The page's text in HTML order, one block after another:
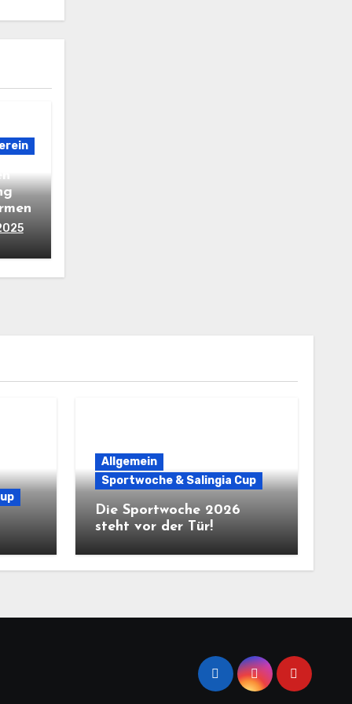
Allgemein
Sportwoche & Salingia Cup
Die Sportwoche 2026
steht vor der Tür!